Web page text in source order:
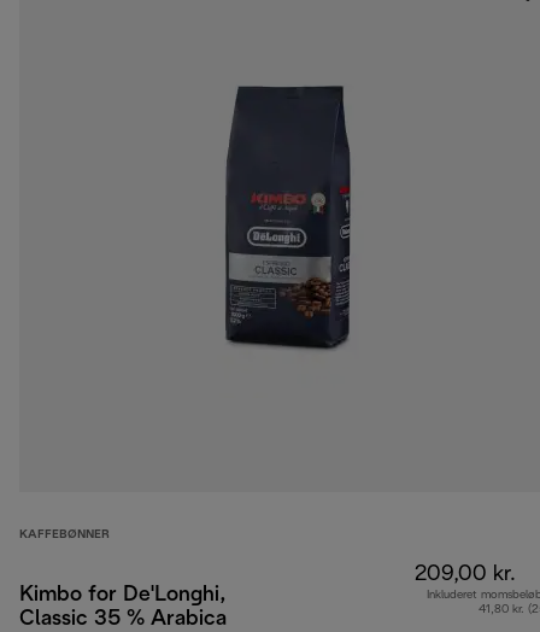
KAFFEBØNNER
Kimbo for De'Longhi,
Classic 35 % Arabica
209,00 kr.
Inkluderet
41,80 kr.